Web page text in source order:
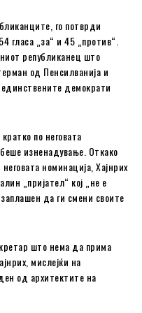
го потврди
гласа „за“ и 45 „против“.
републиканец што
од Пенсилванија и
демократи
по неговата
изненадување. Откако
номинација, Хајнрих
„пријател“ кој „не е
да ги смени своите
што нема да прима
мислејќи на
од архитектите на